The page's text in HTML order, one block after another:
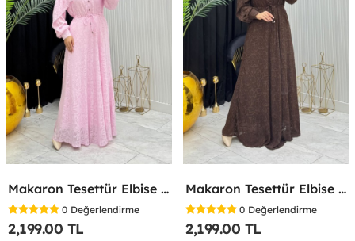
Makaron Tesettür Elbise Pembe Pembe
0 Değerlendirme
2,199.00 TL
Makaron Tesettür Elbise Kahverengi Kahverengi
0 Değerlendirme
2,199.00 TL